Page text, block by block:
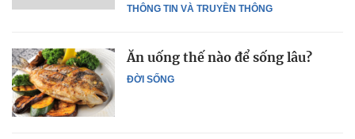
THÔNG TIN VÀ TRUYỀN THÔNG
ĐỜI SỐNG
Ăn uống thế nào để sống lâu?